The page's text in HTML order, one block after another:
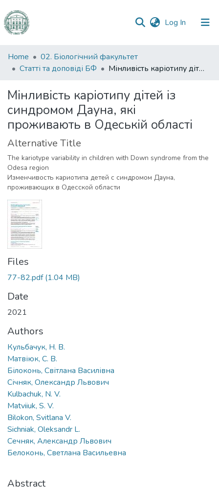
Log In (current)
Communities
&
All of DSpace
Statistics
Home
02. Біологічний факультет
Статті та доповіді БФ
Мінливість каріотипу дітей із синдромом Дауна, які проживають в Одеській області
Мінливість каріотипу дітей із
синдромом Дауна, які
проживають в Одеській області
Alternative Title
The kariotype variability in children with Down syndrome from the
Odesa region
Изменчивость кариотипа детей с синдромом Дауна,
проживающих в Одесской области
Files
77-82.pdf(1.04 MB)
Date
2021
Authors
Кульбачук, Н. В.
Матвіюк, С. В.
Білоконь, Світлана Василівна
Січняк, Олександр Львович
Kulbachuk, N. V.
Matviiuk, S. V.
Bilokon, Svitlana V.
Sichniak, Oleksandr L.
Сечняк, Александр Львович
Белоконь, Светлана Васильевна
Abstract